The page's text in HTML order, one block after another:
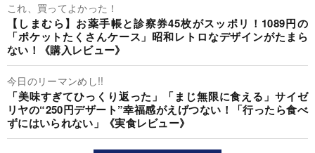
これ、買ってよかった！
【しまむら】お薬手帳と診察券45枚がスッポリ！1089円の
「ポケットたくさんケース」昭和レトロなデザインがたまら
ない！《購入レビュー》
今日のリーマンめし!!
「美味すぎてひっくり返った」「まじ無限に食える」サイゼ
リヤの“250円デザート”幸福感がえげつない！「行ったら食べ
ずにはいられない」《実食レビュー》